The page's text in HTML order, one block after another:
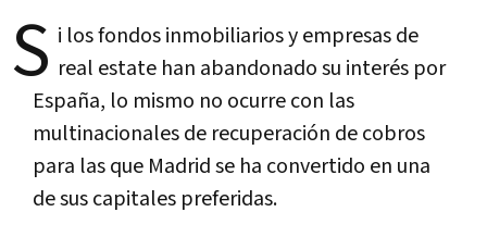
S i los fondos inmobiliarios y empresas de
real estate han abandonado su interés por
España, lo mismo no ocurre con las
multinacionales de recuperación de cobros
para las que Madrid se ha convertido en una
de sus capitales preferidas.